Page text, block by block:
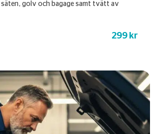
säten, golv och bagage samt tvätt av
& mattor 299 kr